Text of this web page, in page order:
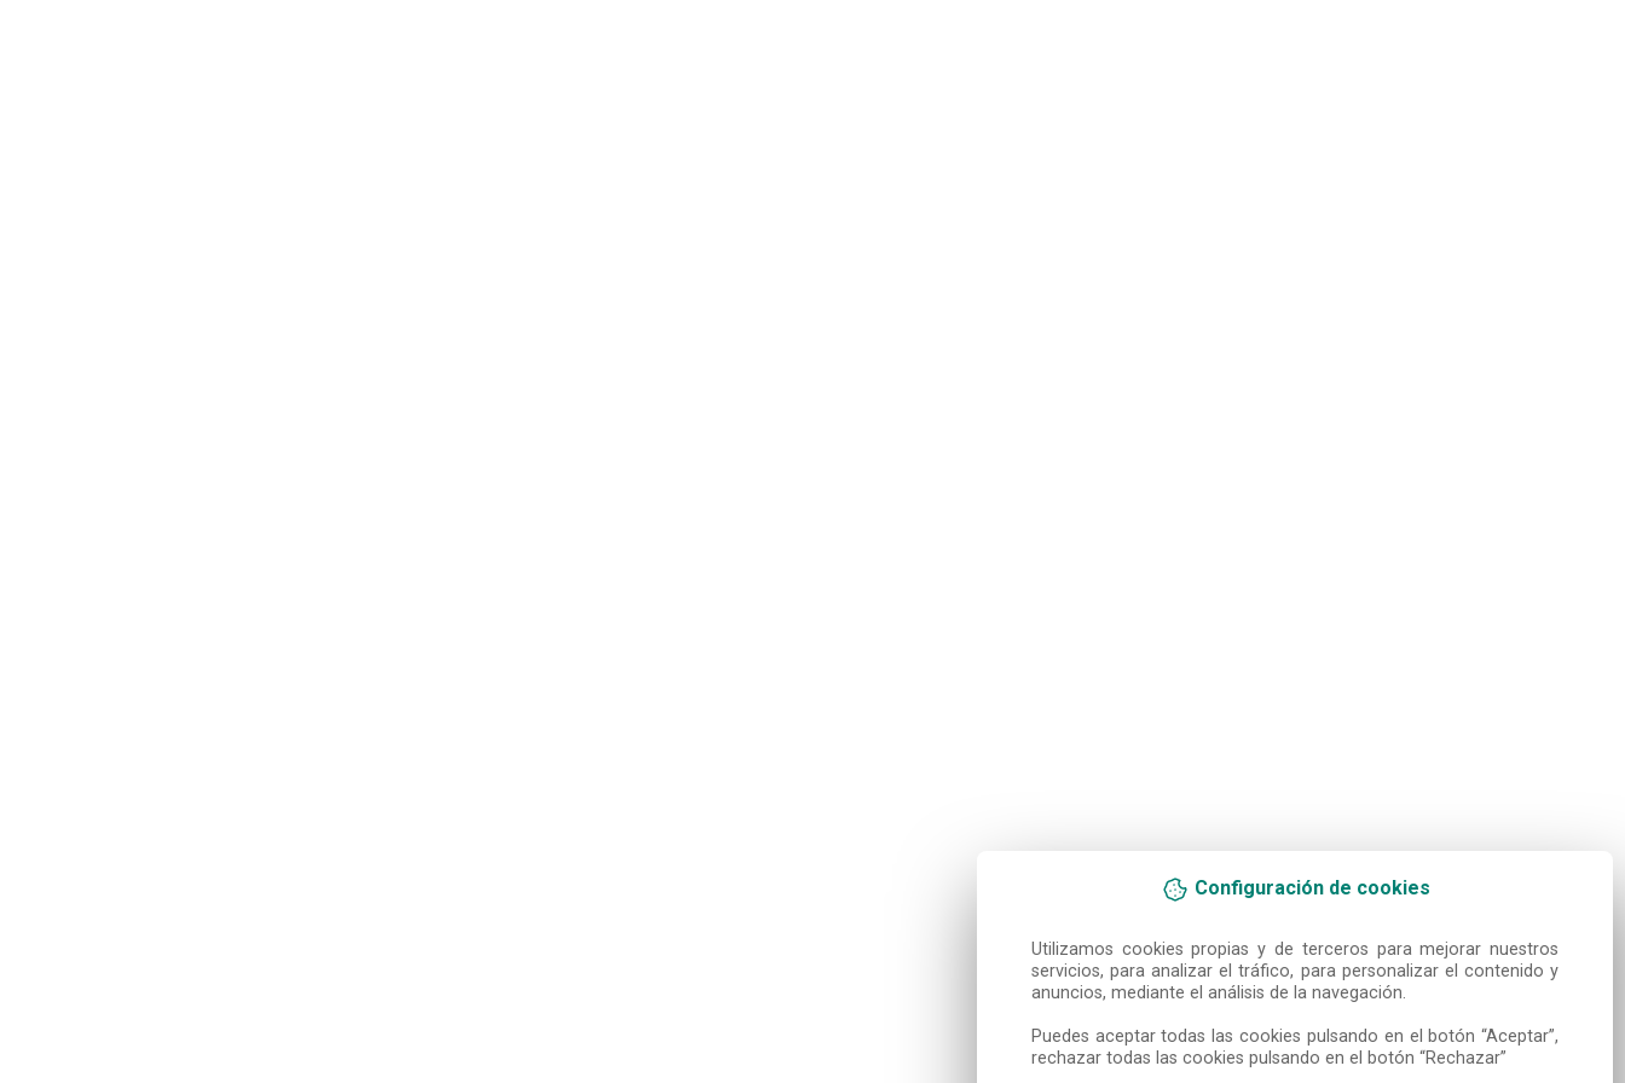
Configuración de cookies
Utilizamos cookies propias y de terceros para mejorar nuestros
servicios, para analizar el tráfico, para personalizar el contenido y
anuncios, mediante el análisis de la navegación.
Puedes aceptar todas las cookies pulsando en el botón “Aceptar”,
rechazar todas las cookies pulsando en el botón “Rechazar”